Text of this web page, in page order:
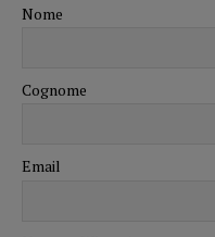
Nome
Cognome
Email